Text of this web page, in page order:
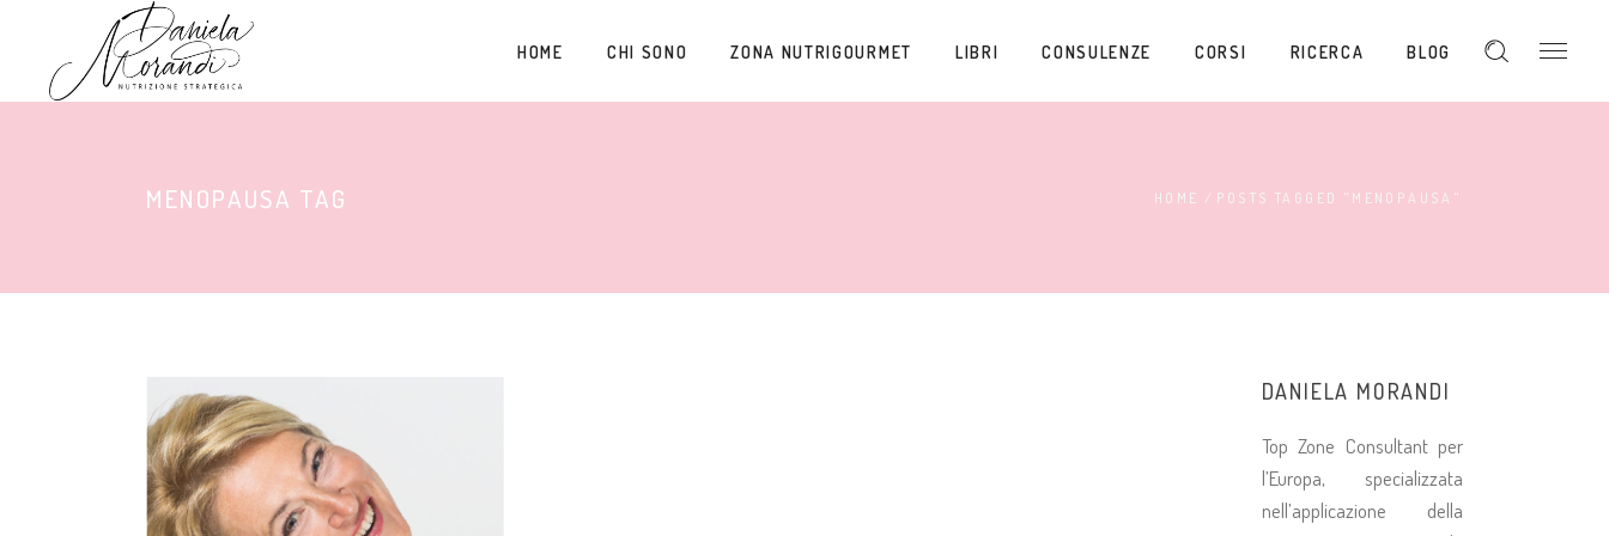
HOME CHI SONO ZONA NUTRIGOURMET LIBRI CONSULENZE CORSI RICERCA BLOG
MENOPAUSA TAG HOME / POSTS TAGGED "MENOPAUSA"
DANIELA MORANDI
Top Zone Consultant per
l’Europa, specializzata
nell’applicazione della